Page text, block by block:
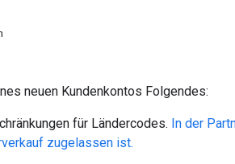
neuen Kundenkontos Folgendes:
für Ländercodes. In der
zugelassen ist.